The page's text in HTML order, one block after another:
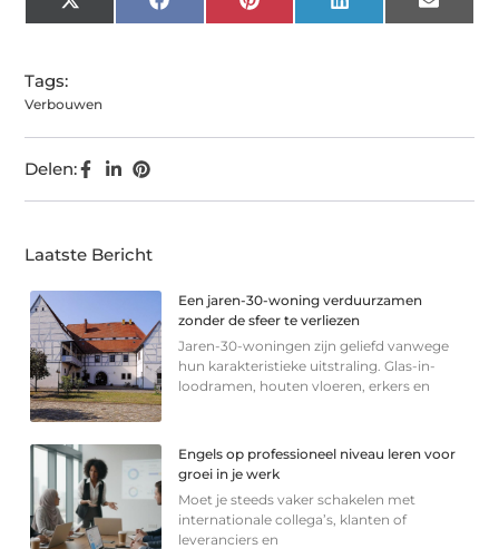
X
(Twitter)
Facebook Pinterest LinkedIn Email
Tags:
Verbouwen
Delen:
Laatste Bericht
Een jaren-30-woning verduurzamen
zonder de sfeer te verliezen
Jaren-30-woningen zijn geliefd vanwege
hun karakteristieke uitstraling. Glas-in-
loodramen, houten vloeren, erkers en
Engels op professioneel niveau leren voor
groei in je werk
Moet je steeds vaker schakelen met
internationale collega’s, klanten of
leveranciers en